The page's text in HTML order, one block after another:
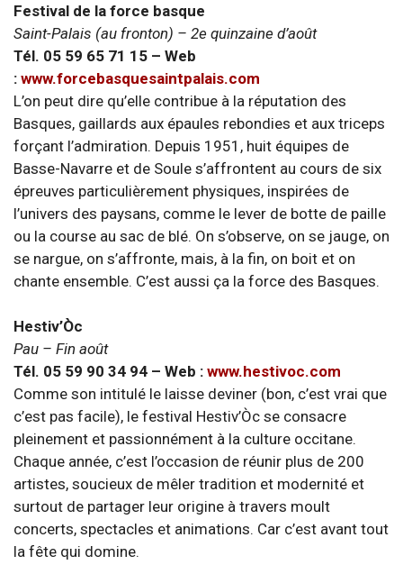
Festival de la force basque
Saint-Palais (au fronton) – 2e quinzaine d’août
Tél. 05 59 65 71 15 – Web
: www.forcebasquesaintpalais.com
L’on peut dire qu’elle contribue à la réputation des
Basques, gaillards aux épaules rebondies et aux triceps
forçant l’admiration. Depuis 1951, huit équipes de
Basse-Navarre et de Soule s’affrontent au cours de six
épreuves particulièrement physiques, inspirées de
l’univers des paysans, comme le lever de botte de paille
ou la course au sac de blé. On s’observe, on se jauge, on
se nargue, on s’affronte, mais, à la fin, on boit et on
chante ensemble. C’est aussi ça la force des Basques.
Hestiv’Òc
Pau – Fin août
Tél. 05 59 90 34 94 – Web : www.hestivoc.com
Comme son intitulé le laisse deviner (bon, c’est vrai que
c’est pas facile), le festival Hestiv’Òc se consacre
pleinement et passionnément à la culture occitane.
Chaque année, c’est l’occasion de réunir plus de 200
artistes, soucieux de mêler tradition et modernité et
surtout de partager leur origine à travers moult
concerts, spectacles et animations. Car c’est avant tout
la fête qui domine.